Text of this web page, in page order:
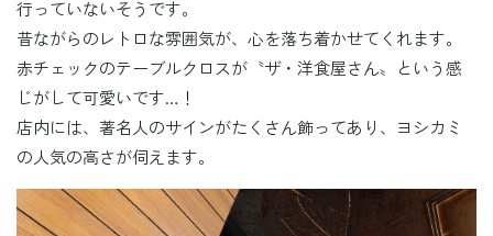
行っていないそうです。
昔ながらのレトロな雰囲気が、心を落ち着かせてくれます。
赤チェックのテーブルクロスが〝ザ・洋食屋さん〟という感
じがして可愛いです…！
店内には、著名人のサインがたくさん飾ってあり、ヨシカミ
の人気の高さが伺えます。